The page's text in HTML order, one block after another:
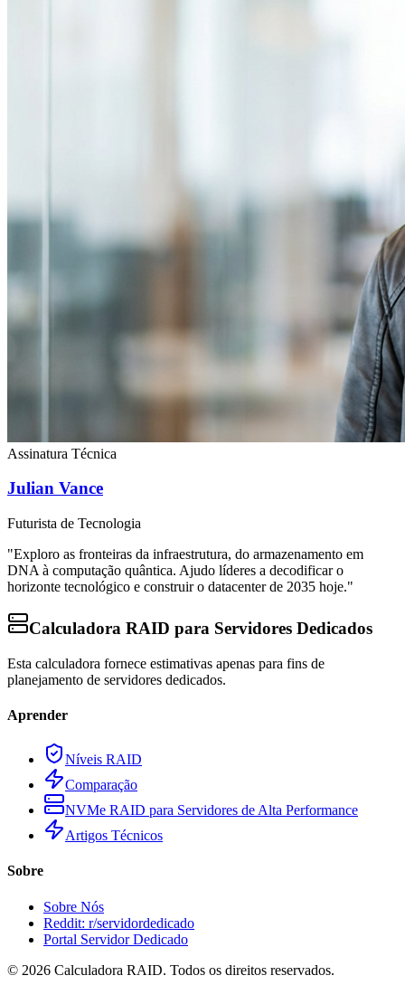
Assinatura Técnica
Julian Vance
Futurista de Tecnologia
"Exploro as fronteiras da infraestrutura, do armazenamento em
DNA à computação quântica. Ajudo líderes a decodificar o
horizonte tecnológico e construir o datacenter de 2035 hoje."
Calculadora RAID para Servidores Dedicados
Esta calculadora fornece estimativas apenas para fins de
planejamento de servidores dedicados.
Aprender
Níveis RAID
Comparação
NVMe RAID para Servidores de Alta Performance
Artigos Técnicos
Sobre
Sobre Nós
Reddit: r/servidordedicado
Portal Servidor Dedicado
© 2026 Calculadora RAID. Todos os direitos reservados.